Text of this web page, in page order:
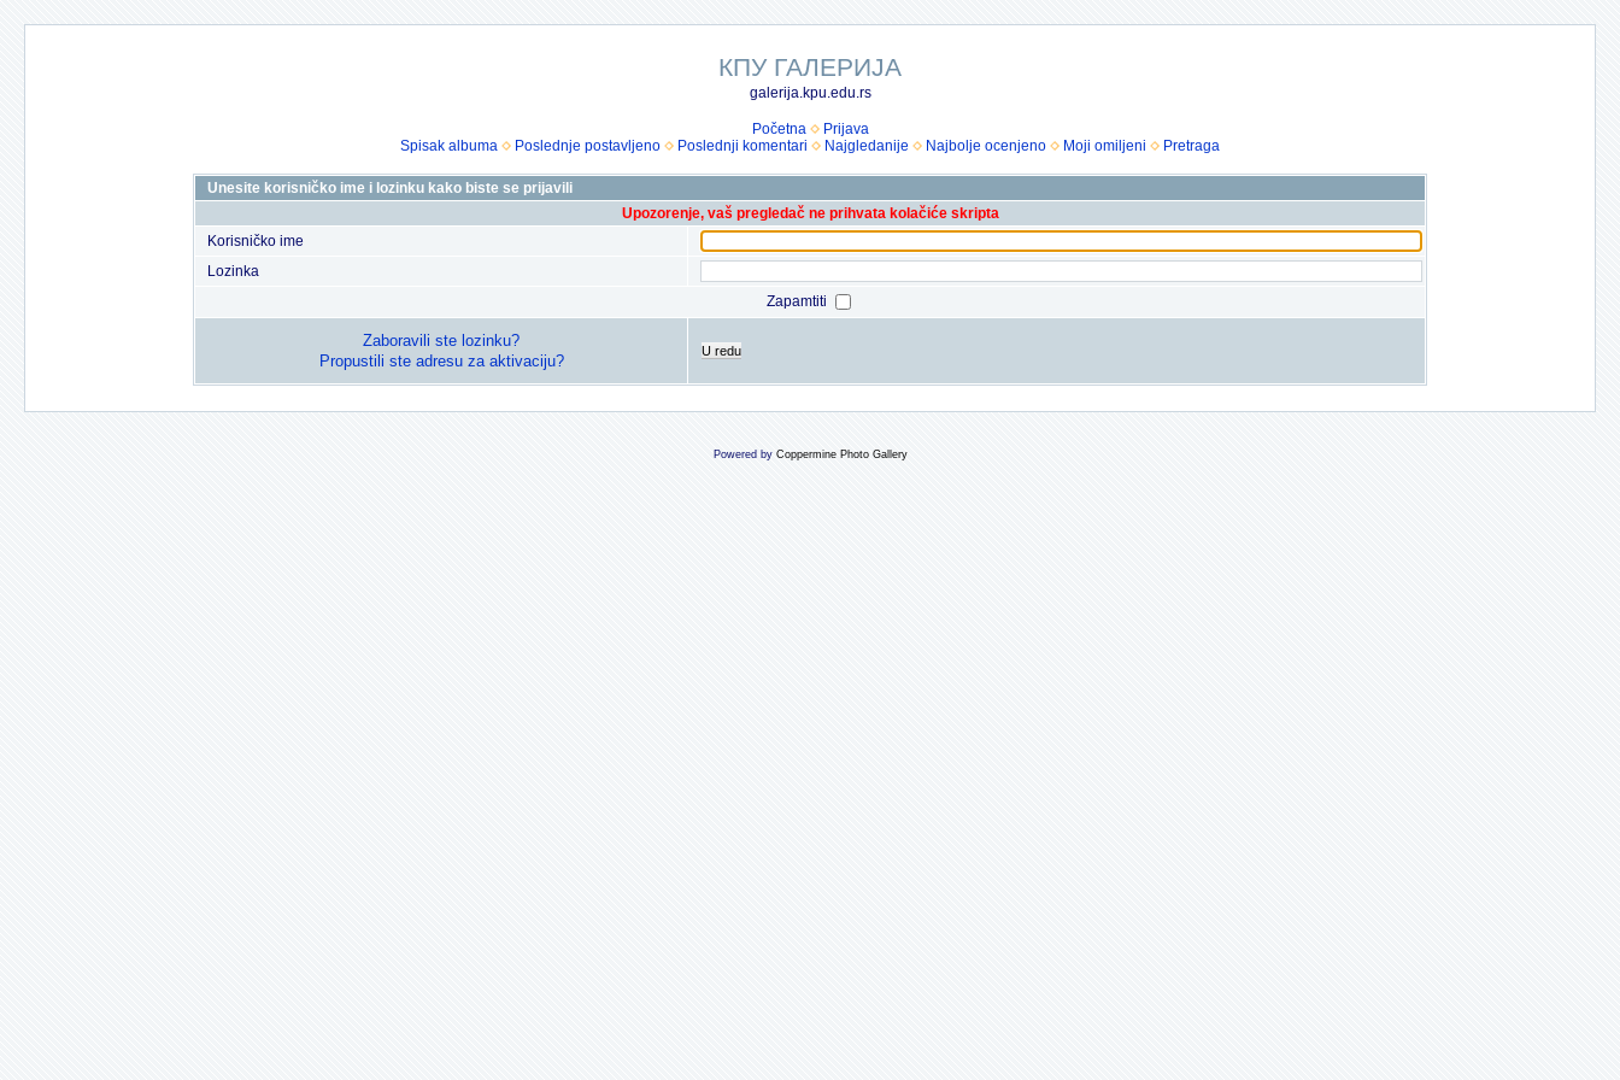
КПУ ГАЛЕРИЈА
galerija.kpu.edu.rs
Početna
Prijava
Spisak albuma
Poslednje postavljeno Poslednji komentari Najgledanije Najbolje ocenjeno Moji omiljeni Pretraga
Unesite korisničko ime i lozinku kako biste se prijavili
Upozorenje, vaš pregledač ne prihvata kolačiće skripta
Korisničko ime
Lozinka
Zapamtiti
Zaboravili ste lozinku?
Propustili ste adresu za aktivaciju?
U redu
Powered by Coppermine Photo Gallery